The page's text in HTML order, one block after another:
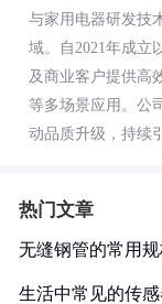
与家用电器研发技
域。自2021年成立
及商业客户提供高
等多场景应用。公
动品质升级，持续
热门文章
无缝钢管的常用
生活中常见的传